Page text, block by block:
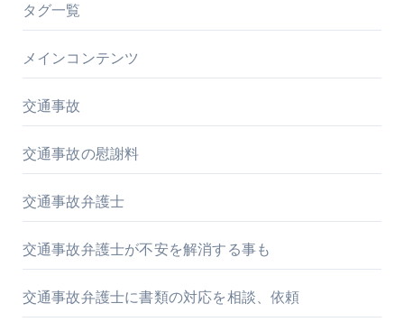
タグ一覧
メインコンテンツ
交通事故
交通事故の慰謝料
交通事故弁護士
交通事故弁護士が不安を解消する事も
交通事故弁護士に書類の対応を相談、依頼